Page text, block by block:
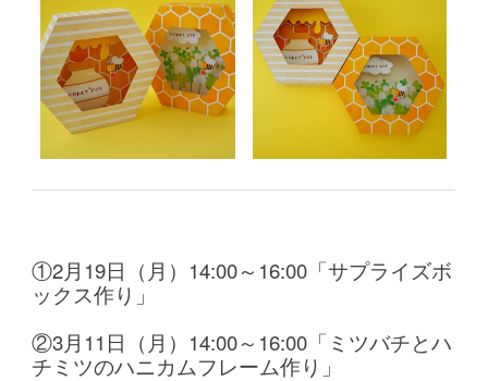
①2月19日（月）14:00～16:00「サプライズボ
ックス作り」
②3月11日（月）14:00～16:00「ミツバチとハ
チミツのハニカムフレーム作り」